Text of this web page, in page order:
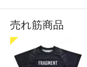
売れ筋商品